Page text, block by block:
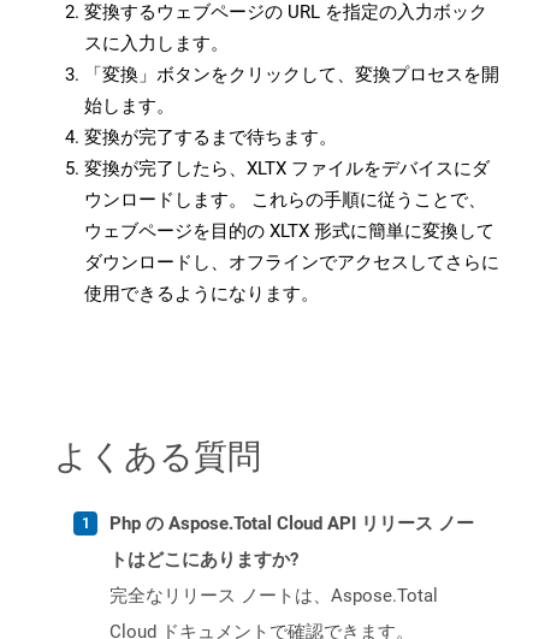
変換するウェブページの URL を指定の入力ボック
スに入力します。
「変換」ボタンをクリックして、変換プロセスを開
始します。
変換が完了するまで待ちます。
変換が完了したら、XLTX ファイルをデバイスにダ
ウンロードします。 これらの手順に従うことで、
ウェブページを目的の XLTX 形式に簡単に変換して
ダウンロードし、オフラインでアクセスしてさらに
使用できるようになります。
よくある質問
Php の Aspose.Total Cloud API リリース ノー
トはどこにありますか?
完全なリリース ノートは、Aspose.Total
Cloud ドキュメントで確認できます。